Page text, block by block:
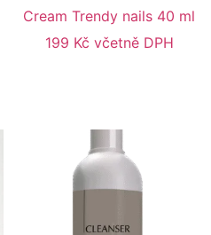
Cream Trendy nails 40 ml
199 Kč včetně DPH